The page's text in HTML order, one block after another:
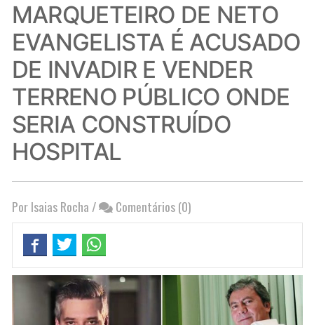
MARQUETEIRO DE NETO
EVANGELISTA É ACUSADO
DE INVADIR E VENDER
TERRENO PÚBLICO ONDE
SERIA CONSTRUÍDO
HOSPITAL
Por Isaias Rocha / Comentários (0)